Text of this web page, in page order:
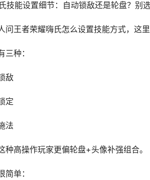
技能设置细节：自动锁敌还是轮盘？别
问王者荣耀嗨氏怎么设置技能方式，这里
三种：
敌
定
法
种高操作玩家更偏轮盘+头像补强组合。
简单：